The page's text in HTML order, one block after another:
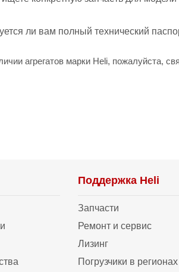
ли вам полный технический
агрегатов марки Heli, пожалуйста,
Поддержка Heli
Запчасти
Ремонт и сервис
Лизинг
Погрузчики в регионах